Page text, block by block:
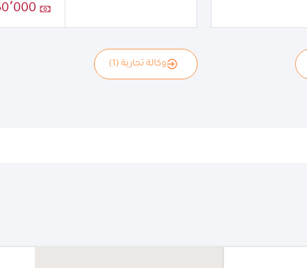
750٬000
وكالة تجارية (1)